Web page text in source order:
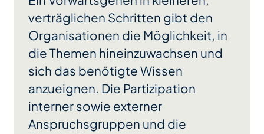
verträglichen Schritten gibt den
Organisationen die Möglichkeit, in
die Themen hineinzuwachsen und
sich das benötigte Wissen
anzueignen. Die Partizipation
interner sowie externer
Anspruchsgruppen und die